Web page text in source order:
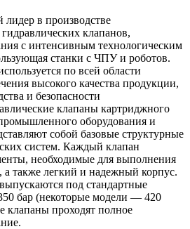
в производстве
клапанов,
с интенсивным технологическим
станки с ЧПУ и роботов.
по всей области
высокого качества продукции,
и безопасности
клапаны картриджного
оборудования и
собой базовые структурные
систем. Каждый клапан
необходимые для выполнения
также легкий и надежный корпус.
под стандартные
бар (некоторые модели — 420
клапаны проходят полное